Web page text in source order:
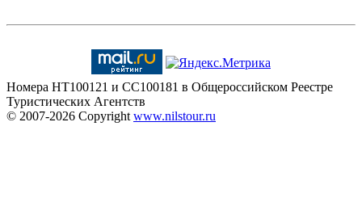
Номера HT100121 и CC100181 в Общероссийском Реестре
Туристических Агентств
© 2007-2026 Copyright www.nilstour.ru